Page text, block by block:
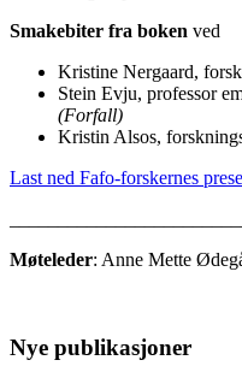
Smakebiter fra boken ved
Kristine Nergaard,
Stein Evju, professor
(Forfall)
Kristin Alsos,
Last ned Fafo-forskernes
Møteleder: Anne Mette
Nye publikasjoner